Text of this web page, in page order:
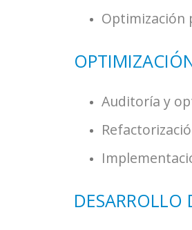
Optimización
Auditoría y
DESARROLLO